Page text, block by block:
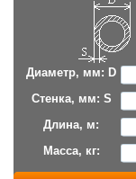
Диаметр, мм: D
Стенка, мм: S
Длина, м:
Масса, кг: